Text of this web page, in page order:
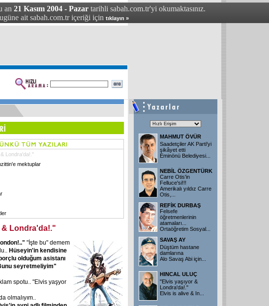
an 21 Kasım 2004 - Pazar tarihli sabah.com.tr'yi okumaktasınız.
ait sabah.com.tr içeriği için tıklayın »
Londra'da!."
mektuplar
& Londra'da!."
"İşte bu" demem
Hüseyin'in kendisine
olduğum asistanı
seyretmeliyim"
spotu.. "Elvis yaşyor
olmalıyım..
MAHMUT ÖVÜR
Saadetçiler AK Parti'yi
şikâyet etti
Eminönü Belediyesi
NEBİL ÖZGENTÜRK
Carre Otis'in
Felluce'si!!!
Amerikalı yıldız Carre
Otis,
REFİK DURBAŞ
Felsefe
öğretmenlerinin
atamaları...
Ortaöğretim Sosyal
SAVAŞ AY
Düştüm hastane
damlarına
Alo Savaş Abi için
HINCAL ULUÇ
"Elvis yaşıyor &
Londra'da!."
Elvis is alive & In